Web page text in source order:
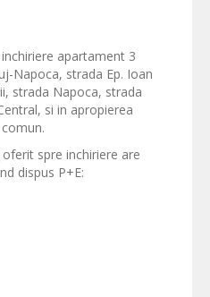
apartament 3
Napoca, strada Ep. Ioan
strada Napoca, strada
si in apropierea
spre inchiriere are
dispus P+E: